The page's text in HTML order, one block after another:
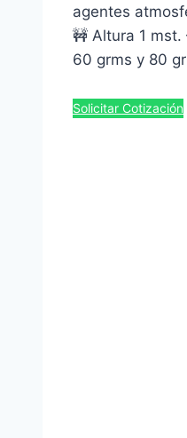
agentes
🚧 Altura 1 mst.
60 grms y 80
Solicitar Cotización